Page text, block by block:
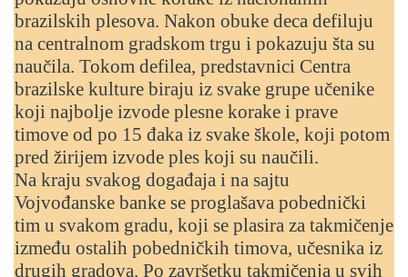
brazilskih plesova. Nakon obuke deca defiluju
na centralnom gradskom trgu i pokazuju šta su
naučila. Tokom defilea, predstavnici Centra
brazilske kulture biraju iz svake grupe učenike
koji najbolje izvode plesne korake i prave
timove od po 15 đaka iz svake škole, koji potom
pred žirijem izvode ples koji su naučili.
Na kraju svakog događaja i na sajtu
Vojvođanske banke se proglašava pobednički
tim u svakom gradu, koji se plasira za takmičenje
između ostalih pobedničkih timova, učesnika iz
drugih gradova. Po završetku takmičenja u svih